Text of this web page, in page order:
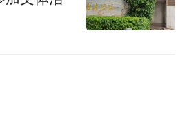
站或“汽车以旧换新”小程
旧换新”专题，进入申请页